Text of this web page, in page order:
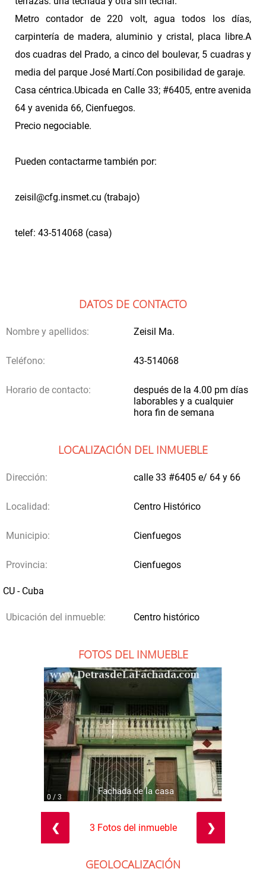
Metro contador de 220 volt, agua todos los días,
carpintería de madera, aluminio y cristal, placa libre.A
dos cuadras del Prado, a cinco del boulevar, 5 cuadras y
media del parque José Martí.Con posibilidad de garaje.
Casa céntrica.Ubicada en Calle 33; #6405, entre avenida
64 y avenida 66, Cienfuegos.
Precio negociable.
Pueden contactarme también por:
zeisil@cfg.insmet.cu (trabajo)
telef: 43-514068 (casa)
DATOS DE CONTACTO
Nombre y apellidos: Zeisil Ma.
Teléfono: 43-514068
Horario de contacto:
después de la 4.00 pm días
laborables y a cualquier
hora fin de semana
LOCALIZACIÓN DEL INMUEBLE
Dirección: calle 33 #6405 e/ 64 y 66
Localidad: Centro Histórico
Municipio: Cienfuegos
Provincia: Cienfuegos
CU - Cuba
Ubicación del inmueble: Centro histórico
FOTOS DEL INMUEBLE
0 / 3
Fachada de la casa
❮ ❯
3 Fotos del inmueble
GEOLOCALIZACIÓN